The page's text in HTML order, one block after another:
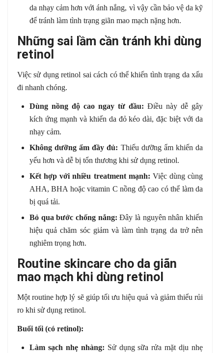
da nhạy cảm hơn với ánh nắng, vì vậy cần bảo vệ da kỹ
để tránh làm tình trạng giãn mao mạch nặng hơn.
Những sai lầm cần tránh khi dùng
retinol
Việc sử dụng retinol sai cách có thể khiến tình trạng da xấu
đi nhanh chóng.
Dùng nồng độ cao ngay từ đầu: Điều này dễ gây
kích ứng mạnh và khiến da đỏ kéo dài, đặc biệt với da
nhạy cảm.
Không dưỡng ẩm đầy đủ: Thiếu dưỡng ẩm khiến da
yếu hơn và dễ bị tổn thương khi sử dụng retinol.
Kết hợp với nhiều treatment mạnh: Việc dùng cùng
AHA, BHA hoặc vitamin C nồng độ cao có thể làm da
bị quá tải.
Bỏ qua bước chống nắng: Đây là nguyên nhân khiến
hiệu quả chăm sóc giảm và làm tình trạng da trở nên
nghiêm trọng hơn.
Routine skincare cho da giãn
mao mạch khi dùng retinol
Một routine hợp lý sẽ giúp tối ưu hiệu quả và giảm thiểu rủi
ro khi sử dụng retinol.
Buổi tối (có retinol):
Làm sạch nhẹ nhàng: Sử dụng sữa rửa mặt dịu nhẹ